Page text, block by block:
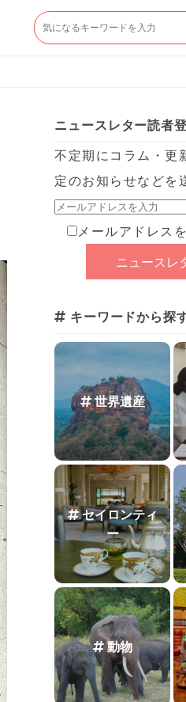
ニュースレター読者
不定期にコラム・更
定のお知らせなどを
メールアドレス
キーワードから探
世界遺産
セイロンティ
ー
動物